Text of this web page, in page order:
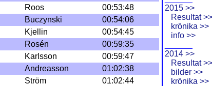
Roos
00:53:48
Buczynski
00:54:06
Kjellin
00:54:45
Rosén
00:59:35
Karlsson
00:59:47
Andreasson
01:02:38
Ström
01:02:44
2015 >>
Resultat >>
krönika >>
info >>
2014 >>
Resultat >>
bilder >>
krönika >>